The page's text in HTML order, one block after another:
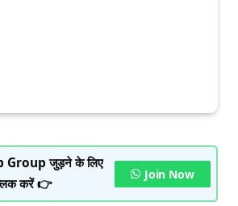
Group जुड़ने के लिए
करें 👉
Join Now